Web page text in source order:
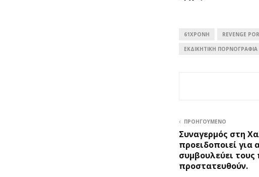
61ΧΡΟΝΗ REVENGE
ΕΚΔΙΚΗΤΙΚΉ ΠΟΡΝΟΓΡΑΦΊΑ
ΠΡΟΗΓΟΎΜΕΝΟ
Συναγερμός στη
προειδοποιεί για
συμβουλεύει
προστατευθούν.